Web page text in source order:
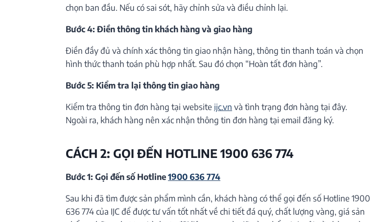
chọn ban đầu. Nếu có sai sót, hãy chỉnh sửa và điều chỉnh lại.
Bước 4: Điền thông tin khách hàng và giao hàng
Điền đầy đủ và chính xác thông tin giao nhận hàng, thông tin thanh toán và chọn
hình thức thanh toán phù hợp nhất. Sau đó chọn “Hoàn tất đơn hàng”.
Bước 5: Kiểm tra lại thông tin giao hàng
Kiểm tra thông tin đơn hàng tại website ijc.vn và tình trạng đơn hàng tại đây.
Ngoài ra, khách hàng nên xác nhận thông tin đơn hàng tại email đăng ký.
CÁCH 2: GỌI ĐẾN HOTLINE 1900 636 774
Bước 1: Gọi đến số Hotline1900 636 774
Sau khi đã tìm được sản phẩm mình cần, khách hàng có thể gọi đến số Hotline 1900
636 774 của IJC để được tư vấn tốt nhất về chi tiết đá quý, chất lượng vàng, giá sản